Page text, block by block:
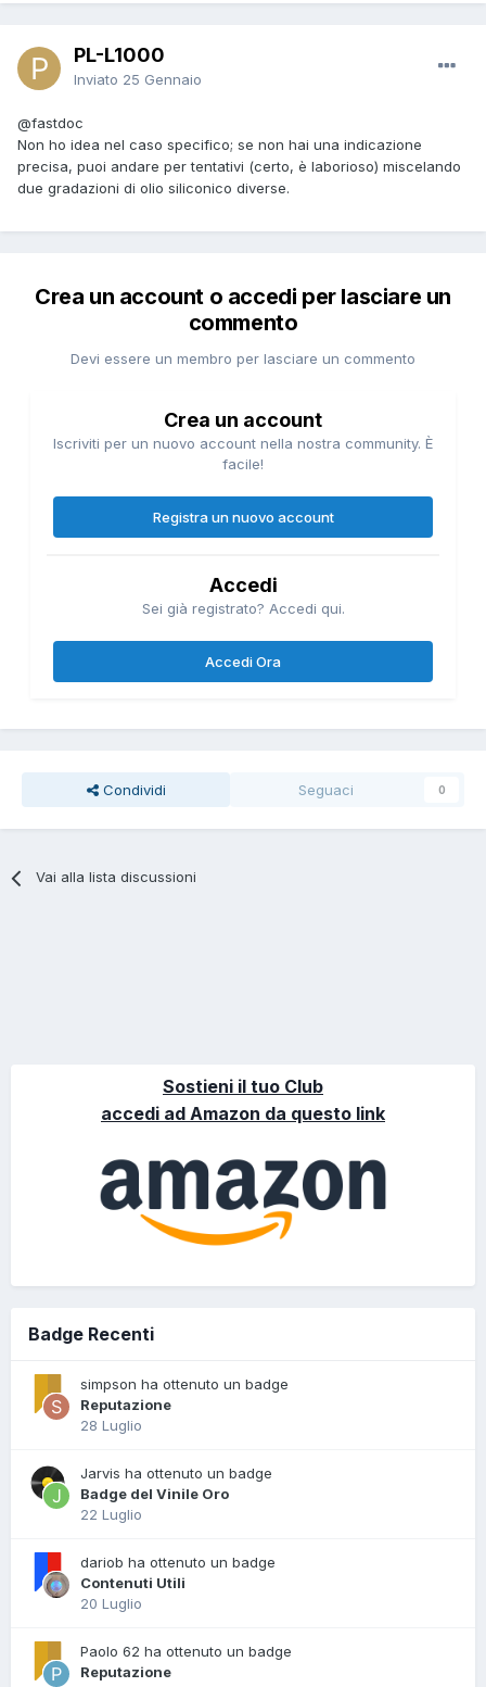
PL-L1000
Inviato 25 Gennaio
@fastdoc
Non ho idea nel caso specifico; se non hai una indicazione
precisa, puoi andare per tentativi (certo, è laborioso) miscelando
due gradazioni di olio siliconico diverse.
Crea un account o accedi per lasciare un
commento
Devi essere un membro per lasciare un commento
Crea un account
Iscriviti per un nuovo account nella nostra community. È
facile!
Registra un nuovo account
Accedi
Sei già registrato? Accedi qui.
Accedi Ora
Condividi Seguaci 0
Vai alla lista discussioni
Sostieni il tuo Club
accedi ad Amazon da questo link
Badge Recenti
simpson ha ottenuto un badge
Reputazione
28 Luglio
Jarvis ha ottenuto un badge
Badge del Vinile Oro
22 Luglio
dariob ha ottenuto un badge
Contenuti Utili
20 Luglio
Paolo 62 ha ottenuto un badge
Reputazione